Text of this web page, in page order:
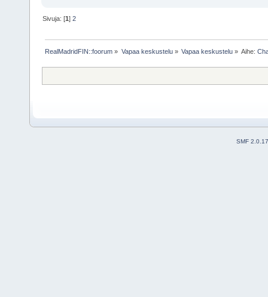
Sivuja: [1]2
RealMadridFIN::foorum » Vapaa keskustelu» Vapaa keskustelu» Aihe:
SMF 2.0.17